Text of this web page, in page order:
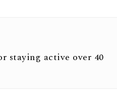
staying active over 40